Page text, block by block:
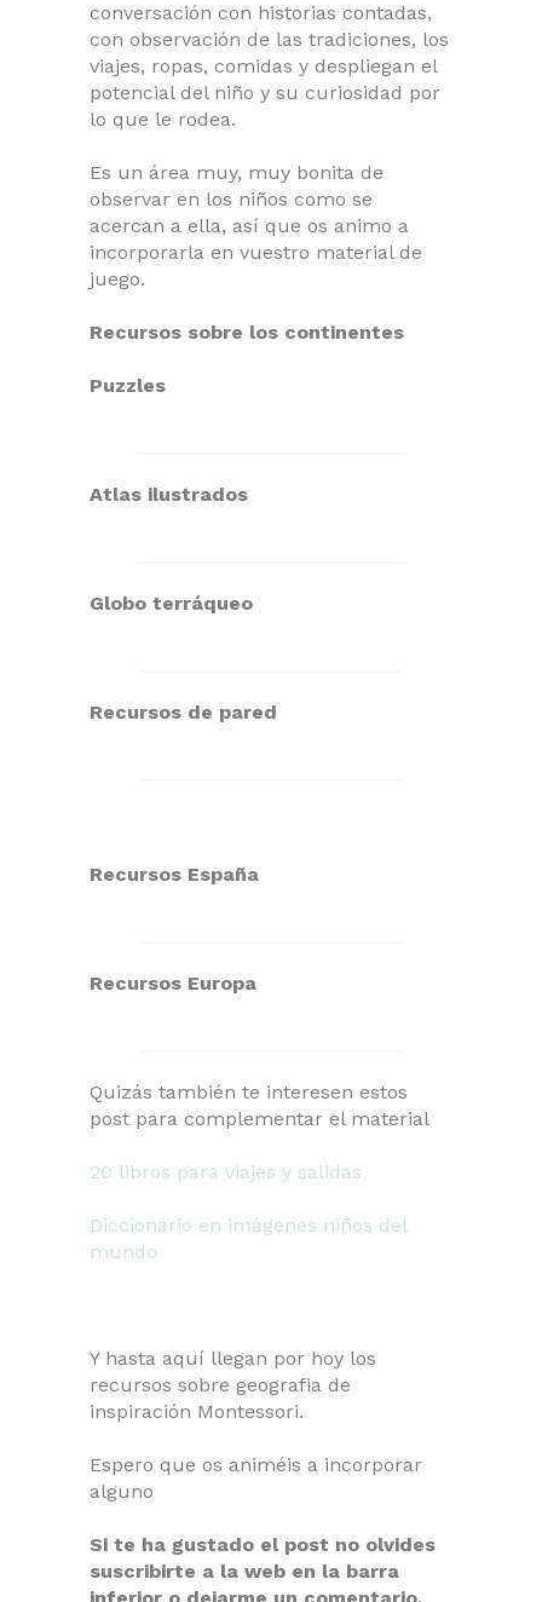
conversación con historias contadas,
con observación de las tradiciones, los
viajes, ropas, comidas y despliegan el
potencial del niño y su curiosidad por
lo que le rodea.
Es un área muy, muy bonita de
observar en los niños como se
acercan a ella, así que os animo a
incorporarla en vuestro material de
juego.
Recursos sobre los continentes
Puzzles
Atlas ilustrados
Globo terráqueo
Recursos de pared
Recursos España
Recursos Europa
Quizás también te interesen estos
post para complementar el material
20 libros para viajes y salidas
Diccionario en imágenes niños del
mundo
Y hasta aquí llegan por hoy los
recursos sobre geografia de
inspiración Montessori.
Espero que os animéis a incorporar
alguno
Si te ha gustado el post no olvides
suscribirte a la web en la barra